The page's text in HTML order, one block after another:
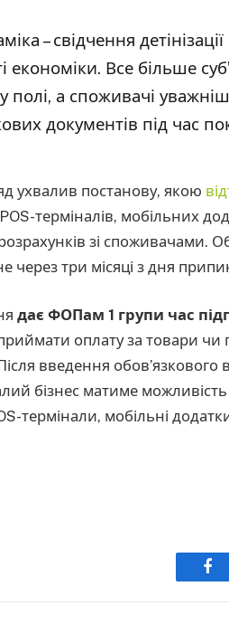
– свідчення
економіки. Все більше
полі, а споживачі
документів під час
ухвалив постанову, якою
терміналів, мобільних
зі споживачами.
через три місяці з дня
дає ФОПам 1 групи час
оплату за товари чи
введення обов’язкового
бізнес матиме
термінали, мобільні